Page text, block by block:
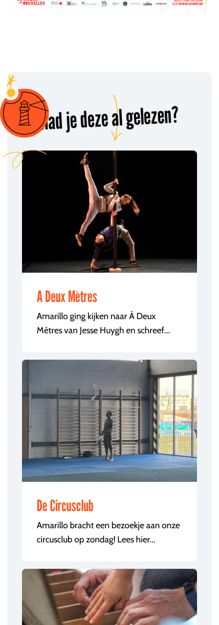
Had je deze al gelezen?
A Deux Mètres
Amarillo ging kijken naar À Deux
Mètres van Jesse Huygh en schreef...
De Circusclub
Amarillo bracht een bezoekje aan onze
circusclub op zondag! Lees hier...